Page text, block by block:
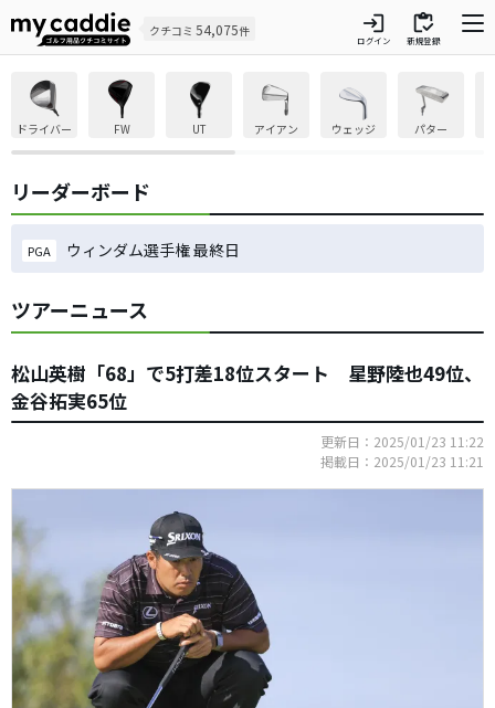
クチコミ 54,075件 login
ログイン
inventory
新規登録
ドライバー FW UT アイアン ウェッジ パター
リーダーボード
PGA ウィンダム選手権 最終日
ツアーニュース
松山英樹「68」で5打差18位スタート 星野陸也49位、
金谷拓実65位
更新日：2025/01/23 11:22
掲載日：2025/01/23 11:21